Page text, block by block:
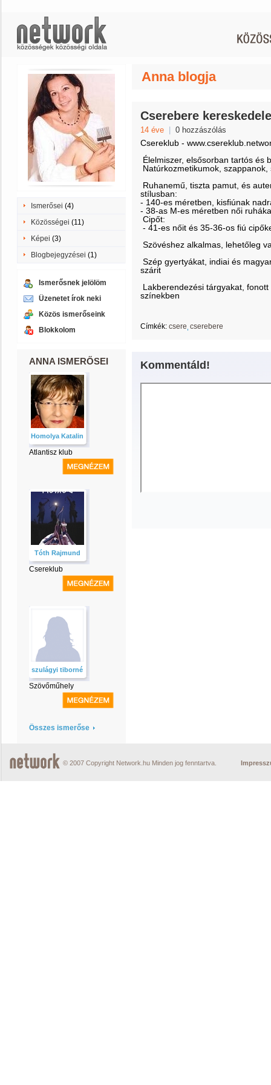
Ismerősei (4)
Közösségei (11)
Képei (3)
Blogbejegyzései (1)
Ismerősnek jelölöm
Üzenetet írok neki
Közös ismerőseink
Blokkolom
ANNA ISMERŐSEI
Homolya Katalin
Atlantisz klub
Tóth Rajmund
Csereklub
szulágyi tiborné
Szövőműhely
Összes ismerőse
Anna blogja
Cserebere
14 éve 0 hozzászólás
Csereklub -
Élelmiszer, elsősorban tartós és
Natúrkozmetikumok,
Ruhanemű, tiszta pamut, és
stílusban:
- 140-es méretben, kisfiúnak
- 38-as M-es méretben női
Cipőt:
- 41-es nőit és 35-36-os fiú
Szövéshez alkalmas, lehetőleg
Szép gyertyákat, indiai és
szárit
Lakberendezési tárgyakat,
színekben
Címkék: csere cserebere
Kommentáld!
© 2007 Copyright Network.hu Minden jog fenntartva.